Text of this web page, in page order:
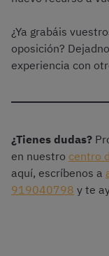
¿Ya grabáis
oposición?
experiencia con
¿Tienes dudas?
en nuestro centro
aquí, escríbenos a
919040798 y te